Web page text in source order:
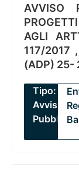
AVVISO
AGLI
117/2017
(ADP) 25-
Tipo:
Avviso
Pubblico